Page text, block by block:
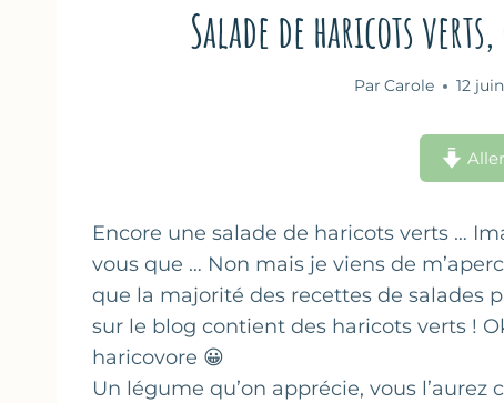
Salade de haricots
Par Carole 12
Encore une salade de haricots verts …
vous que … Non mais je viens de
que la majorité des recettes de salades
sur le blog contient des haricots verts !
haricovore 😀
Un légume qu’on apprécie, vous l’aurez